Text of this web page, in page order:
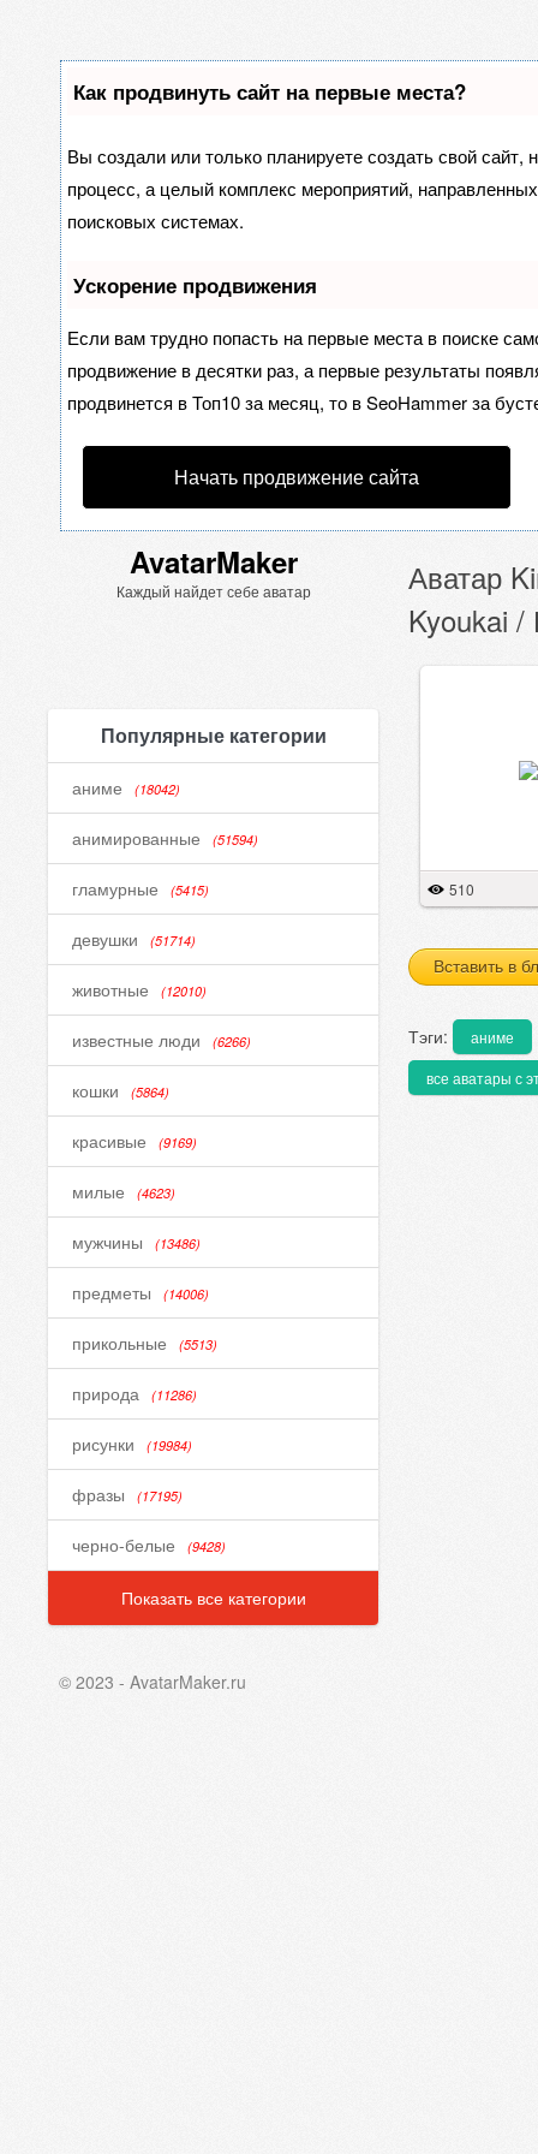
Как продвинуть сайт на первые места?
Вы создали или только планируете создать свой сайт,
процесс, а целый комплекс мероприятий,
поисковых системах.
Ускорение продвижения
Если вам трудно попасть на первые места в поиске
продвижение в десятки раз, а первые результаты
продвинется в Топ10 за месяц, то вSeoHammerза
Начать продвижение сайта
AvatarMaker
Каждый найдет себе аватар
Популярные категории
аниме (18042)
анимированные (51594)
гламурные (5415)
девушки (51714)
животные (12010)
известные люди (6266)
кошки (5864)
красивые (9169)
милые (4623)
мужчины (13486)
предметы (14006)
прикольные (5513)
природа (11286)
рисунки (19984)
фразы (17195)
черно-белые (9428)
Показать все категории
Аватар
Kyoukai
510
Вставить в
Тэги:
аниме
все аватары с
© 2023 - AvatarMaker.ru